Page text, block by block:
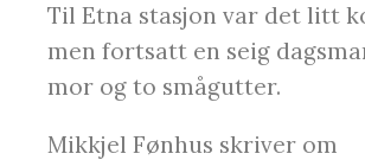
Til Etna stasjon var det litt
men fortsatt en seig
mor og to smågutter.
Mikkjel Fønhus skriver om